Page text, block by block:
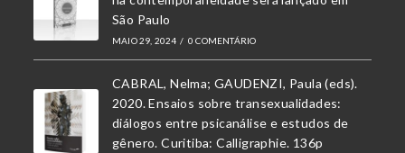
São Paulo
MAIO 29, 2024 / 0 COMENTÁRIO
CABRAL, Nelma; GAUDENZI, Paula (eds).
2020. Ensaios sobre transexualidades:
diálogos entre psicanálise e estudos de
gênero. Curitiba: Calligraphie. 136p